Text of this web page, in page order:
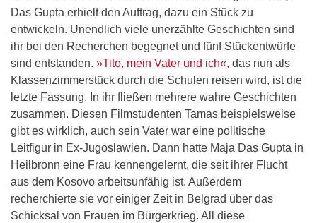
Das Gupta erhielt den Auftrag, dazu ein Stück zu
entwickeln. Unendlich viele unerzählte Geschichten sind
ihr bei den Recherchen begegnet und fünf Stückentwürfe
sind entstanden. »Tito, mein Vater und ich«, das nun als
Klassenzimmerstück durch die Schulen reisen wird, ist die
letzte Fassung. In ihr fließen mehrere wahre Geschichten
zusammen. Diesen Filmstudenten Tamas beispielsweise
gibt es wirklich, auch sein Vater war eine politische
Leitfigur in Ex-Jugoslawien. Dann hatte Maja Das Gupta in
Heilbronn eine Frau kennengelernt, die seit ihrer Flucht
aus dem Kosovo arbeitsunfähig ist. Außerdem
recherchierte sie vor einiger Zeit in Belgrad über das
Schicksal von Frauen im Bürgerkrieg. All diese